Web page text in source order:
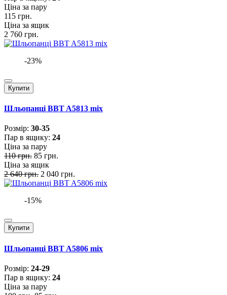
Ціна за пару
115 грн.
Ціна за ящик
2 760 грн.
-23%
Купити
Шльопанці BBT A5813 mix
Розмiр: 30-35
Пар в ящику: 24
Ціна за пару
110 грн. 85 грн.
Ціна за ящик
2 640 грн. 2 040 грн.
-15%
Купити
Шльопанці BBT A5806 mix
Розмiр: 24-29
Пар в ящику: 24
Ціна за пару